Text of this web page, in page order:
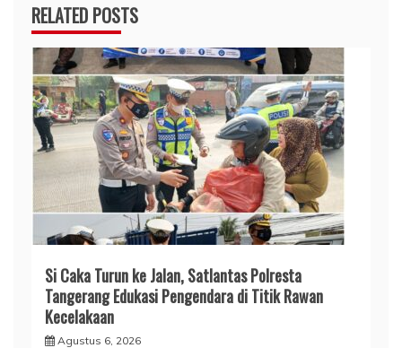
RELATED POSTS
Si Caka Turun ke Jalan, Satlantas Polresta
Tangerang Edukasi Pengendara di Titik Rawan
Kecelakaan
Agustus 6, 2026